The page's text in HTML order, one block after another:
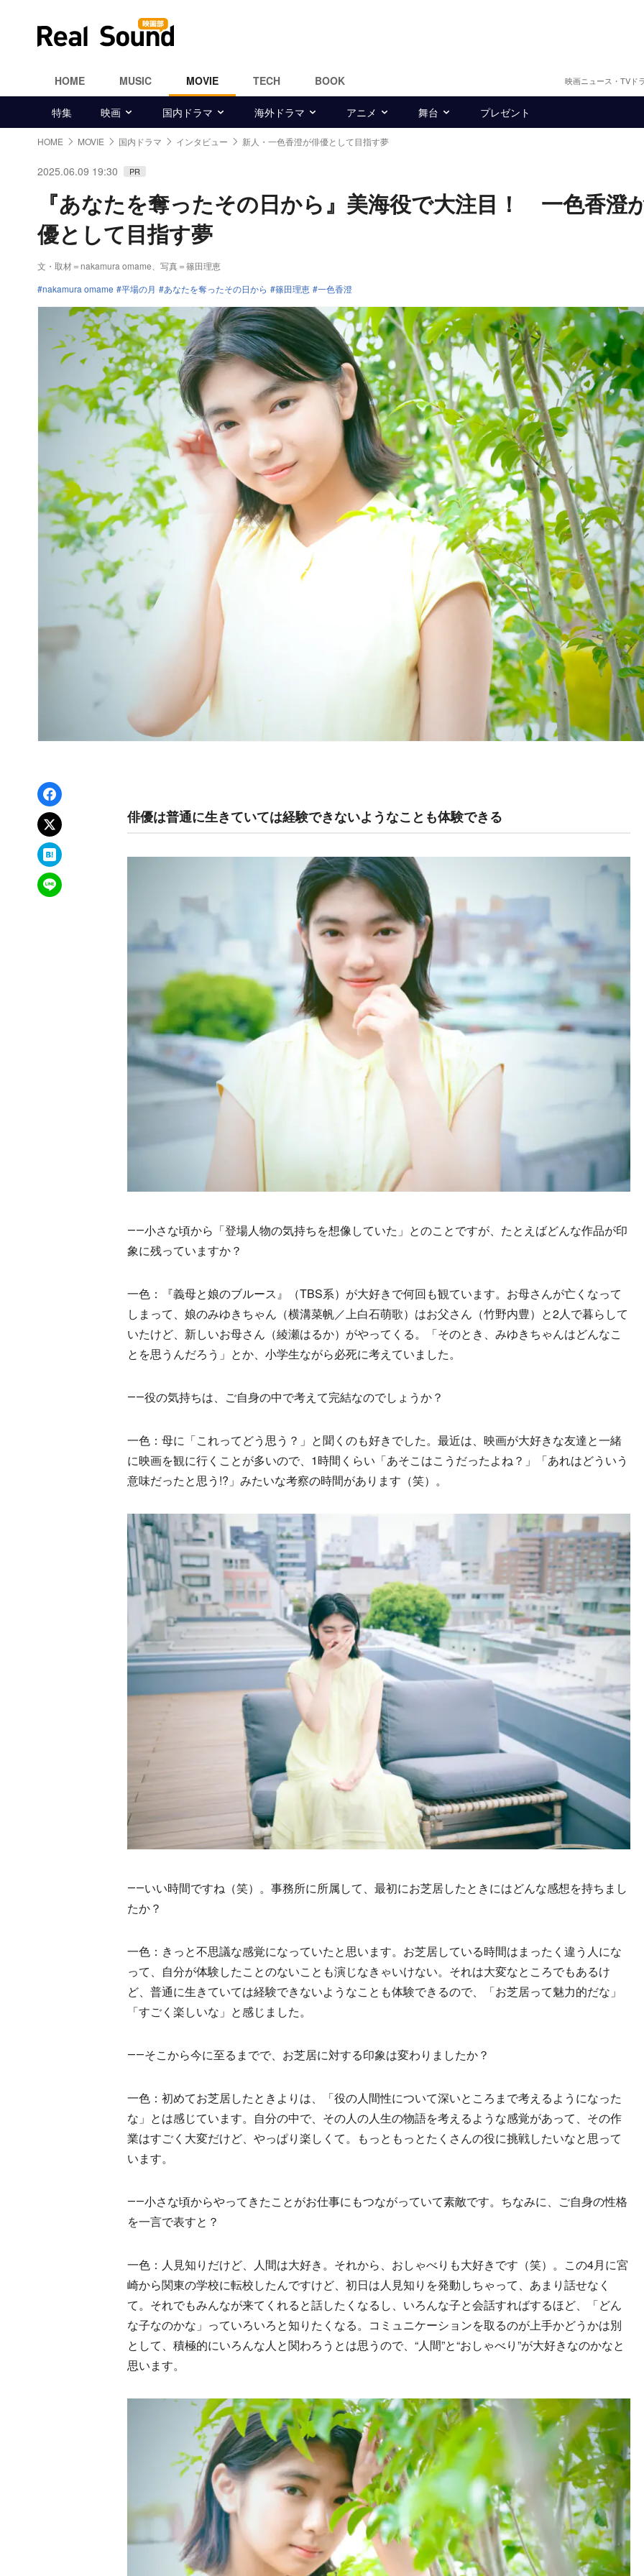
HOME MUSIC MOVIE TECH BOOK 映画ニュース・TVド
特集 映画 国内ドラマ 海外ドラマ アニメ 舞台 プレゼント
HOME MOVIE 国内ドラマ インタビュー 新人・一色香澄が俳優として目指す夢
2025.06.09 19:30 PR
『あなたを奪ったその日から』美海役で大注目！ 一色香澄
優として目指す夢
文・取材＝nakamura omame
写真＝篠田理恵
nakamura omame
平場の月 あなたを奪ったその日から 篠田理恵 一色香澄
Facebookでシェア
xでポスト
はてなブックマーク
LINEで送る
俳優は普通に生きていては経験できないようなことも体験できる
――小さな頃から「登場人物の気持ちを想像していた」とのことですが、たとえばどんな作品が印
象に残っていますか？
一色：『義母と娘のブルース』（TBS系）が大好きで何回も観ています。お母さんが亡くなって
しまって、娘のみゆきちゃん（横溝菜帆／上白石萌歌）はお父さん（竹野内豊）と2人で暮らして
いたけど、新しいお母さん（綾瀬はるか）がやってくる。「そのとき、みゆきちゃんはどんなこ
とを思うんだろう」とか、小学生ながら必死に考えていました。
――役の気持ちは、ご自身の中で考えて完結なのでしょうか？
一色：母に「これってどう思う？」と聞くのも好きでした。最近は、映画が大好きな友達と一緒
に映画を観に行くことが多いので、1時間くらい「あそこはこうだったよね？」「あれはどういう
意味だったと思う!?」みたいな考察の時間があります（笑）。
――いい時間ですね（笑）。事務所に所属して、最初にお芝居したときにはどんな感想を持ちまし
たか？
一色：きっと不思議な感覚になっていたと思います。お芝居している時間はまったく違う人にな
って、自分が体験したことのないことも演じなきゃいけない。それは大変なところでもあるけ
ど、普通に生きていては経験できないようなことも体験できるので、「お芝居って魅力的だな」
「すごく楽しいな」と感じました。
――そこから今に至るまでで、お芝居に対する印象は変わりましたか？
一色：初めてお芝居したときよりは、「役の人間性について深いところまで考えるようになった
な」とは感じています。自分の中で、その人の人生の物語を考えるような感覚があって、その作
業はすごく大変だけど、やっぱり楽しくて。もっともっとたくさんの役に挑戦したいなと思って
います。
――小さな頃からやってきたことがお仕事にもつながっていて素敵です。ちなみに、ご自身の性格
を一言で表すと？
一色：人見知りだけど、人間は大好き。それから、おしゃべりも大好きです（笑）。この4月に宮
崎から関東の学校に転校したんですけど、初日は人見知りを発動しちゃって、あまり話せなく
て。それでもみんなが来てくれると話したくなるし、いろんな子と会話すればするほど、「どん
な子なのかな」っていろいろと知りたくなる。コミュニケーションを取るのが上手かどうかは別
として、積極的にいろんな人と関わろうとは思うので、“人間”と“おしゃべり”が大好きなのかなと
思います。